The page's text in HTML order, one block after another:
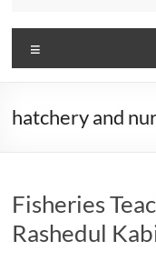
hatchery and
Fisheries
Rashedul